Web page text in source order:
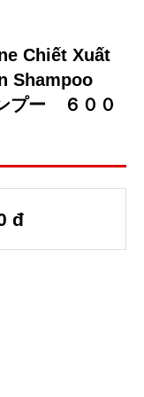
Chiết Xuất
Shampoo
プー ６００
đ